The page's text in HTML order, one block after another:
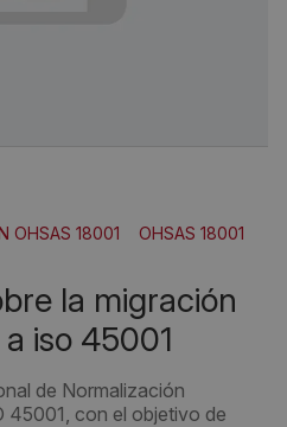
OHSAS 18001
OHSAS 18001
iso 45001
de Normalización
45001, con el objetivo de